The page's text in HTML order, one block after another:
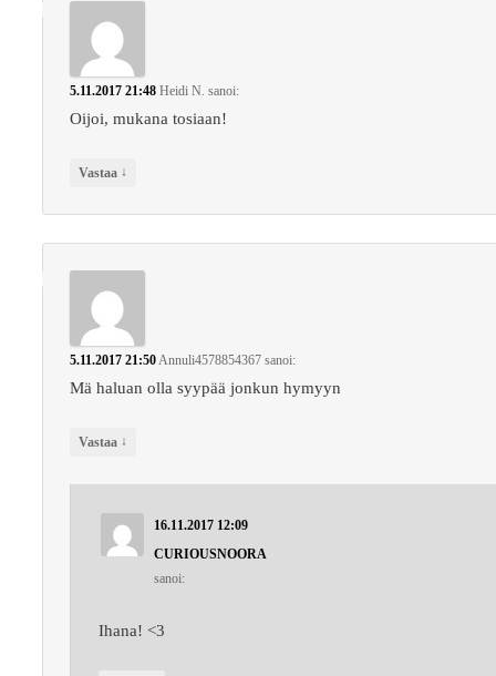
5.11.2017 21:48 Heidi N. sanoi:
Oijoi, mukana tosiaan!
Vastaa ↓
5.11.2017 21:50Annuli4578854367 sanoi:
Mä haluan olla syypää jonkun hymyyn
Vastaa ↓
16.11.2017 12:09
CURIOUSNOORA
sanoi:
Ihana! <3